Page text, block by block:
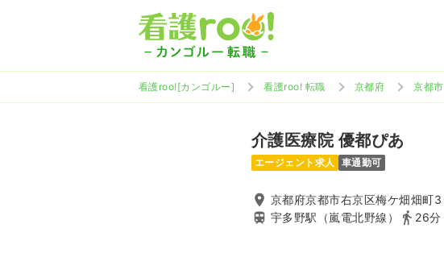
看護roo![カンゴルー] 看護roo! 転職 京都府 京都市
介護医療院 優都ぴあ
エージェント求人 車通勤可
京都府京都市右京区梅ケ畑畑町3
宇多野駅（嵐電北野線）
26分